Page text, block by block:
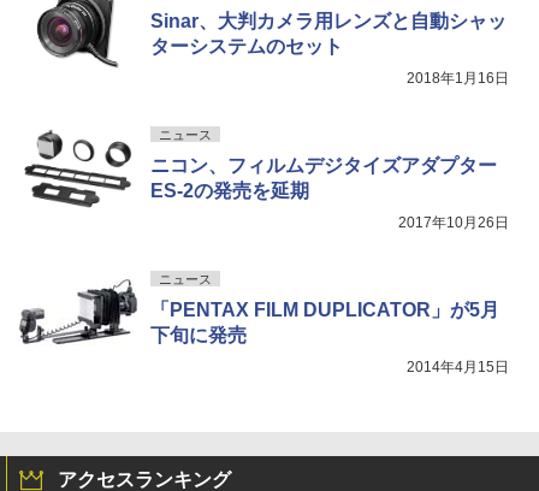
Sinar、大判カメラ用レンズと自動シャッ
ターシステムのセット
2018年1月16日
ニュース
ニコン、フィルムデジタイズアダプター
ES-2の発売を延期
2017年10月26日
ニュース
「PENTAX FILM DUPLICATOR」が5月
下旬に発売
2014年4月15日
アクセスランキング